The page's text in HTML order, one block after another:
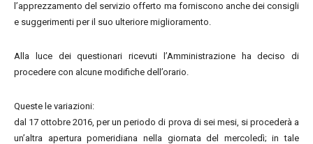
l’apprezzamento del servizio offerto ma forniscono anche dei consigli
e suggerimenti per il suo ulteriore miglioramento.
Alla luce dei questionari ricevuti l’Amministrazione ha deciso di
procedere con alcune modifiche dell’orario.
Queste le variazioni:
dal 17 ottobre 2016, per un periodo di prova di sei mesi, si procederà a
un’altra apertura pomeridiana nella giornata del mercoledì; in tale